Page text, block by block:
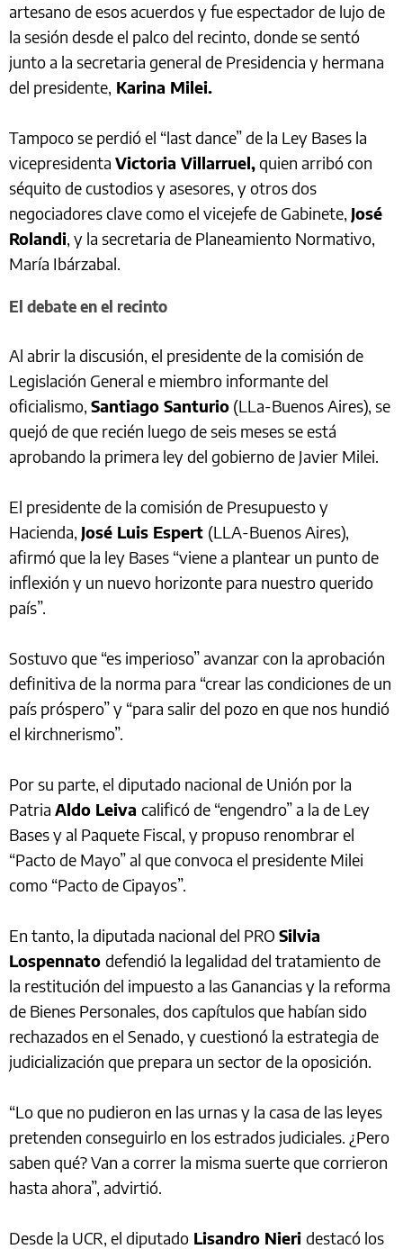
artesano de esos acuerdos y fue espectador de lujo de
la sesión desde el palco del recinto, donde se sentó
junto a la secretaria general de Presidencia y hermana
del presidente, Karina Milei.
Tampoco se perdió el “last dance” de la Ley Bases la
vicepresidenta Victoria Villarruel,quien arribó con
séquito de custodios y asesores, y otros dos
negociadores clave como el vicejefe de Gabinete, José
Rolandi, y la secretaria de Planeamiento Normativo,
María Ibárzabal.
El debate en el recinto
Al abrir la discusión, el presidente de la comisión de
Legislación General e miembro informante del
oficialismo, Santiago Santurio (LLa-Buenos Aires), se
quejó de que recién luego de seis meses se está
aprobando la primera ley del gobierno de Javier Milei.
El presidente de la comisión de Presupuesto y
Hacienda, José Luis Espert (LLA-Buenos Aires),
afirmó que la ley Bases “viene a plantear un punto de
inflexión y un nuevo horizonte para nuestro querido
país”.
Sostuvo que “es imperioso” avanzar con la aprobación
definitiva de la norma para “crear las condiciones de un
país próspero” y “para salir del pozo en que nos hundió
el kirchnerismo”.
Por su parte, el diputado nacional de Unión por la
Patria Aldo Leiva calificó de “engendro” a la de Ley
Bases y al Paquete Fiscal, y propuso renombrar el
“Pacto de Mayo” al que convoca el presidente Milei
como “Pacto de Cipayos”.
En tanto, la diputada nacional del PRO Silvia
Lospennato defendió la legalidad del tratamiento de
la restitución del impuesto a las Ganancias y la reforma
de Bienes Personales, dos capítulos que habían sido
rechazados en el Senado, y cuestionó la estrategia de
judicialización que prepara un sector de la oposición.
“Lo que no pudieron en las urnas y la casa de las leyes
pretenden conseguirlo en los estrados judiciales. ¿Pero
saben qué? Van a correr la misma suerte que corrieron
hasta ahora”, advirtió.
Desde la UCR, el diputado Lisandro Nieri destacó los